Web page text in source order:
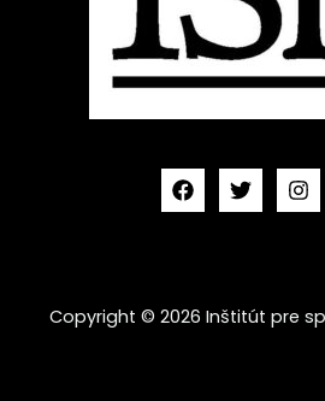
Copyright © 2026 Inštitút pre